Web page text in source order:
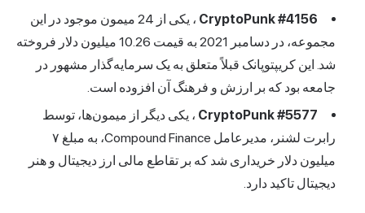
CryptoPunk #4156
، یکی از 24 میمون موجود در این
مجموعه، در دسامبر 2021 به قیمت 10.26 میلیون دلار فروخته
شد. این کریپتوپانک قبلاً متعلق به یک سرمایه‌گذار مشهور در
جامعه بود که بر ارزش و فرهنگ آن افزوده است.
CryptoPunk #5577 ، یکی دیگر از میمون‌ها، توسط
رابرت لشنر، مدیرعامل Compound Finance، به مبلغ ۷
میلیون دلار خریداری شد که بر تقاطع مالی ارز دیجیتال و هنر
دیجیتال تاکید دارد.